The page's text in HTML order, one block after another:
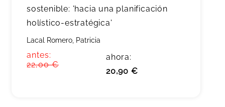
sostenible: 'hacia una planificación
holístico-estratégica'
Lacal Romero, Patricia
antes:
22,00 €
ahora:
20,90 €